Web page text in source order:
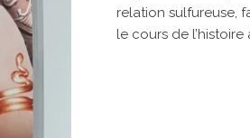
relation sulfureuse,
le cours de l’histoire